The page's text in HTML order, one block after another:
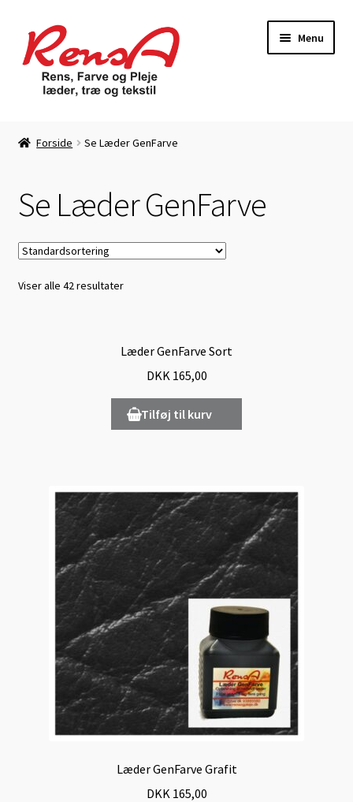
Spring
til
navigation
Spring
til
indhold
Menu
Betingelser
Daglig Pasning
Kasse
Min Konto
Om læder
Persondata
Pletguide
Taske-Farvning
Forside Se Læder GenFarve
Se Læder GenFarve
Viser alle 42 resultater
Læder GenFarve Sort
DKK 165,00
Tilføj til kurv
Læder GenFarve Grafit
DKK 165,00